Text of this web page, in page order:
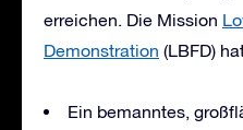
erreichen. Die Mission
Demonstration (LBFD)
Ein bemanntes,